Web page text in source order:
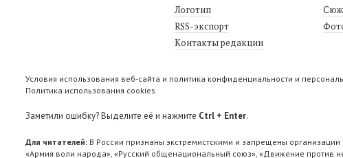
Логотип
RSS-экспорт
Контакты редакции
Условия использования веб-сайта и политика конфиденциальности и
Политика использования cookies
Заметили ошибку? Выделите её и нажмите Ctrl + Enter.
Для читателей: В России признаны экстремистскими и запрещены
«Армия воли народа», «Русский общенациональный союз», «Движение против